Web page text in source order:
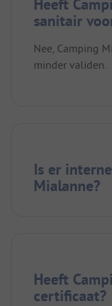
sanitair
Nee, Camping
minder validen.
Is er
Mialanne?
Heeft
certificaat?